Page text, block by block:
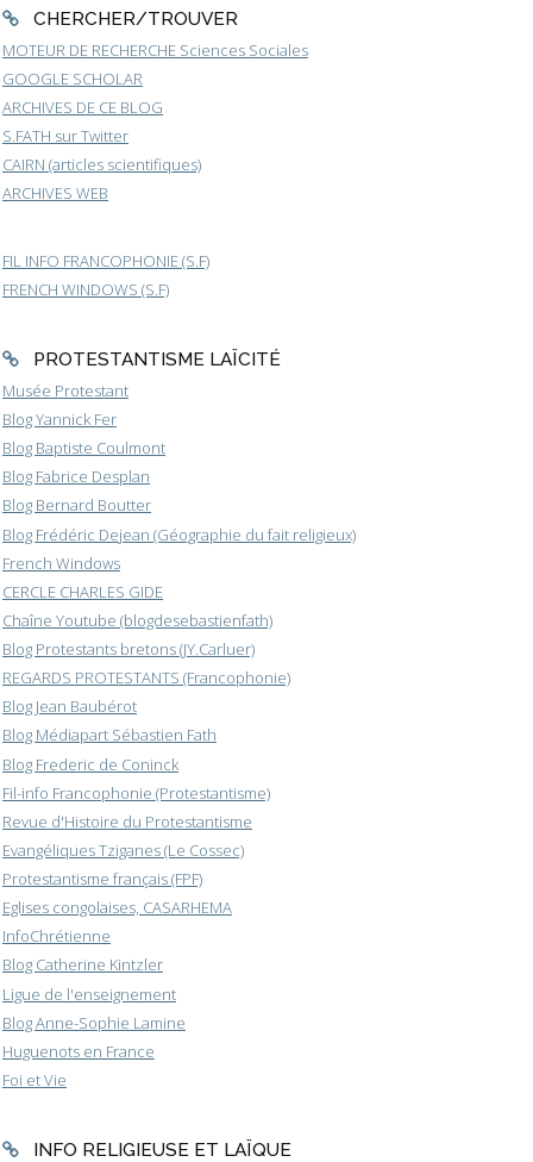
CHERCHER/TROUVER
MOTEUR DE RECHERCHE Sciences Sociales
GOOGLE SCHOLAR
ARCHIVES DE CE BLOG
S.FATH sur Twitter
CAIRN (articles scientifiques)
ARCHIVES WEB
FIL INFO FRANCOPHONIE (S.F)
FRENCH WINDOWS (S.F)
PROTESTANTISME LAÏCITÉ
Musée Protestant
Blog Yannick Fer
Blog Baptiste Coulmont
Blog Fabrice Desplan
Blog Bernard Boutter
Blog Frédéric Dejean (Géographie du fait religieux)
French Windows
CERCLE CHARLES GIDE
Chaîne Youtube (blogdesebastienfath)
Blog Protestants bretons (JY.Carluer)
REGARDS PROTESTANTS (Francophonie)
Blog Jean Baubérot
Blog Médiapart Sébastien Fath
Blog Frederic de Coninck
Fil-info Francophonie (Protestantisme)
Revue d'Histoire du Protestantisme
Evangéliques Tziganes (Le Cossec)
Protestantisme français (FPF)
Eglises congolaises, CASARHEMA
InfoChrétienne
Blog Catherine Kintzler
Ligue de l'enseignement
Blog Anne-Sophie Lamine
Huguenots en France
Foi et Vie
INFO RELIGIEUSE ET LAÏQUE